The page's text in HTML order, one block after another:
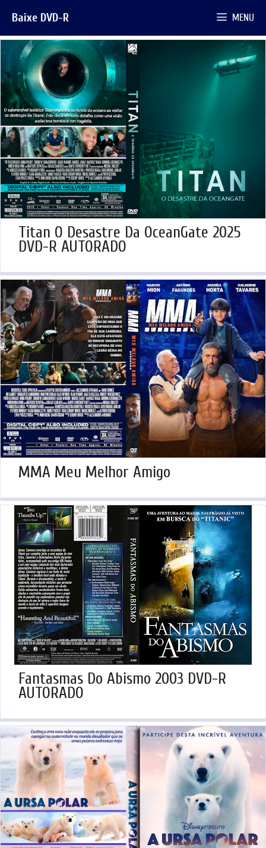
para
o
conteúdo
Baixe DVD-R MENU
Titan O Desastre Da OceanGate 2025
DVD-R AUTORADO
MMA Meu Melhor Amigo
Fantasmas Do Abismo 2003 DVD-R
AUTORADO